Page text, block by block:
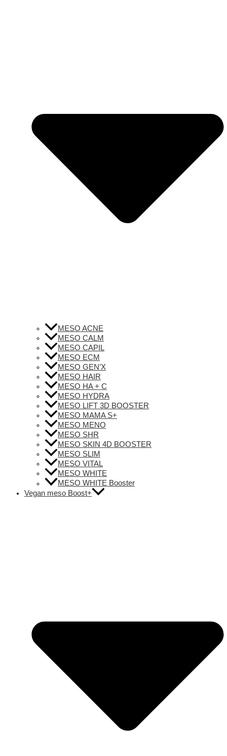
MESO ACNE
MESO CALM
MESO CAPIL
MESO ECM
MESO GEN’X
MESO HAIR
MESO HA + C
MESO HYDRA
MESO LIFT 3D BOOSTER
MESO MAMA S+
MESO MENO
MESO SHR
MESO SKIN 4D BOOSTER
MESO SLIM
MESO VITAL
MESO WHITE
MESO WHITE Booster
Vegan meso Boost+